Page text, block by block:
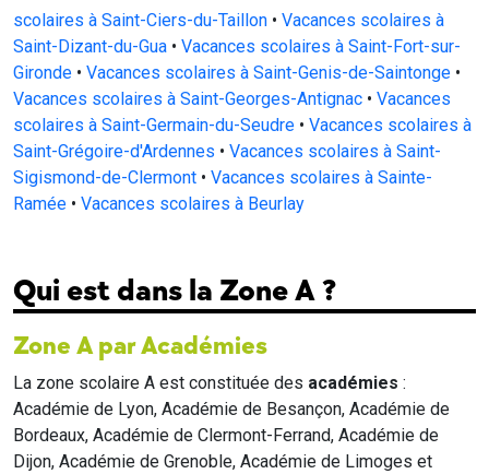
scolaires à Saint-Ciers-du-Taillon • Vacances scolaires à
Saint-Dizant-du-Gua • Vacances scolaires à Saint-Fort-sur-
Gironde • Vacances scolaires à Saint-Genis-de-Saintonge •
Vacances scolaires à Saint-Georges-Antignac • Vacances
scolaires à Saint-Germain-du-Seudre • Vacances scolaires à
Saint-Grégoire-d'Ardennes • Vacances scolaires à Saint-
Sigismond-de-Clermont • Vacances scolaires à Sainte-
Ramée • Vacances scolaires à Beurlay
Qui est dans la Zone A ?
Zone A par Académies
La zone scolaire A est constituée des académies :
Académie de Lyon, Académie de Besançon, Académie de
Bordeaux, Académie de Clermont-Ferrand, Académie de
Dijon, Académie de Grenoble, Académie de Limoges et